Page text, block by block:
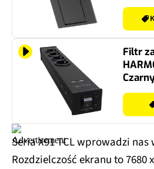
Filtr
Seria X91 TCL wprowadzi nas
Rozdzielczość ekranu to 7680